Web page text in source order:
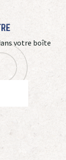
votre boîte